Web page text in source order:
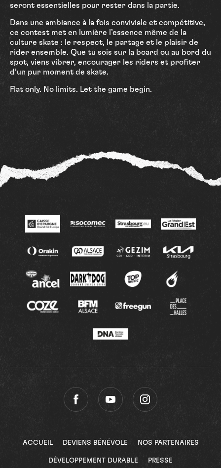
seront essentielles pour rester dans la partie.
Dans une ambiance à la fois conviviale et compétitive,
ce contest met en lumière l’essence même de la
culture skate : le respect, le partage et le plaisir de
rider ensemble. Que tu sois sur la board ou au bord du
spot, viens vibrer, encourager les riders et profiter
d’un pur moment de skate.
Flat only. No limits. Let the game begin.
ACCUEIL DEVIENS BÉNÉVOLE NOS PARTENAIRES
DÉVELOPPEMENT DURABLE PRESSE